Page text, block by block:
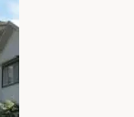
#ボツ
#考え事